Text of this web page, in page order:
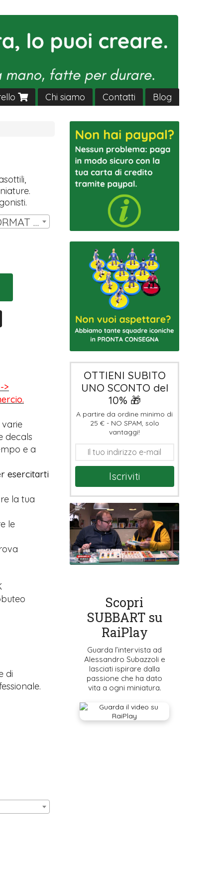
Chi siamo Contatti Blog
SET 14 MINIATURE FORMAT HW T3 | € 11,00
>
decals
e a
esercitarti
la tua
le
di
OTTIENI SUBITO
UNO SCONTO del
10% 🎁
A partire da ordine minimo di
25 € - NO SPAM, solo
vantaggi!
Iscriviti
Scopri
SUBBART su
RaiPlay
Guarda l’intervista ad
Alessandro Subazzoli e
lasciati ispirare dalla
passione che ha dato
vita a ogni miniatura.